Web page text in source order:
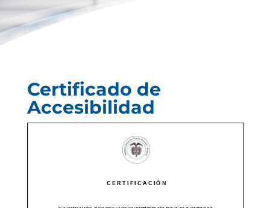
Certificado de
Accesibilidad